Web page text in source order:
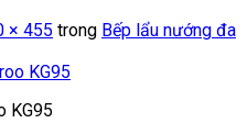
× 455 trong Bếp lẩu nướng đa
KG95